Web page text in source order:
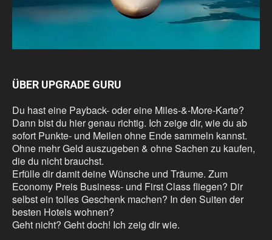
ÜBER UPGRADE GURU
Du hast eine Payback- oder eine Miles-&-More-Karte?
Dann bist du hier genau richtig. Ich zeige dir, wie du ab
sofort Punkte- und Meilen ohne Ende sammeln kannst.
Ohne mehr Geld auszugeben & ohne Sachen zu kaufen,
die du nicht brauchst.
Erfülle dir damit deine Wünsche und Träume. Zum
Economy Preis Business- und First Class fliegen? Dir
selbst ein tolles Geschenk machen? In den Suiten der
besten Hotels wohnen?
Geht nicht? Geht doch! Ich zeig dir wie.